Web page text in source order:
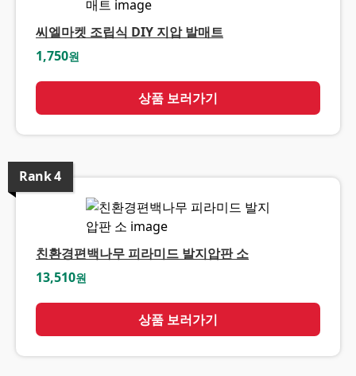
씨엘마켓 조립식 DIY 지압 발매트
1,750원
상품 보러가기
Rank4
친환경편백나무 피라미드 발지압판 소
13,510원
상품 보러가기